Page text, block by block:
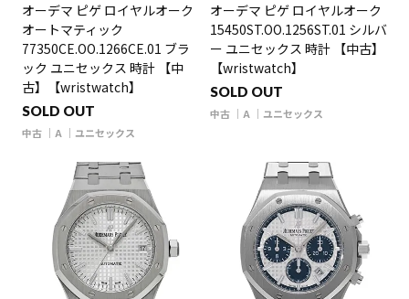
オーデマ ピゲ ロイヤルオーク
オートマティック
77350CE.OO.1266CE.01 ブラ
ック ユニセックス 時計 【中
古】【wristwatch】
SOLD OUT
中古 A ユニセックス
オーデマ ピゲ ロイヤルオーク
15450ST.OO.1256ST.01 シルバ
ー ユニセックス 時計 【中古】
【wristwatch】
SOLD OUT
中古 A ユニセックス